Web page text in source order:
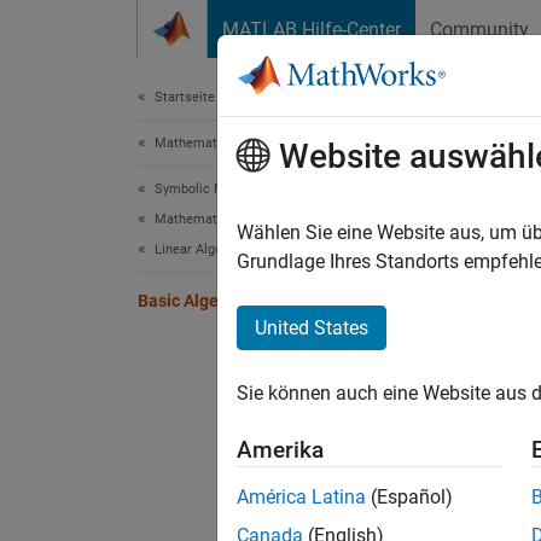
MATLAB Hilfe-Center Community
Startseite der Dokumentation
Mathematics and Optimization
Symbolic Math Toolbox
Mathematics
Linear Algebra
Basic Algebraic Operations
Basic
Website
Wählen Sie eine Website aus, um
Grundlage Ihres Standorts
United States
Sie können auch eine Website aus
Amerika
América Latina (Español)
Canada (English)